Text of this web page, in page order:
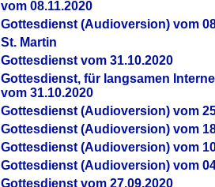
vom 08.11.2020
Gottesdienst (Audioversion) vom
St. Martin
Gottesdienst vom 31.10.2020
Gottesdienst, für langsamen
vom 31.10.2020
Gottesdienst (Audioversion) vom
Gottesdienst (Audioversion) vom
Gottesdienst (Audioversion) vom
Gottesdienst (Audioversion) vom
Gottesdienst vom 27.09.2020